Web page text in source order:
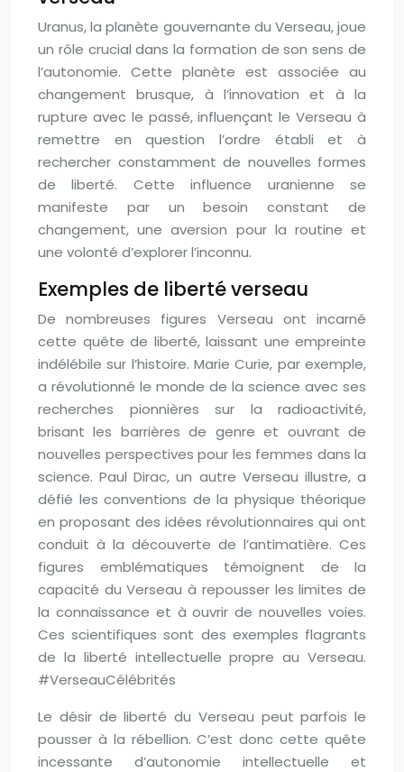
Uranus, la planète gouvernante du Verseau, joue
un rôle crucial dans la formation de son sens de
l’autonomie. Cette planète est associée au
changement brusque, à l’innovation et à la
rupture avec le passé, influençant le Verseau à
remettre en question l’ordre établi et à
rechercher constamment de nouvelles formes
de liberté. Cette influence uranienne se
manifeste par un besoin constant de
changement, une aversion pour la routine et
une volonté d’explorer l’inconnu.
Exemples de liberté verseau
De nombreuses figures Verseau ont incarné
cette quête de liberté, laissant une empreinte
indélébile sur l’histoire. Marie Curie, par exemple,
a révolutionné le monde de la science avec ses
recherches pionnières sur la radioactivité,
brisant les barrières de genre et ouvrant de
nouvelles perspectives pour les femmes dans la
science. Paul Dirac, un autre Verseau illustre, a
défié les conventions de la physique théorique
en proposant des idées révolutionnaires qui ont
conduit à la découverte de l’antimatière. Ces
figures emblématiques témoignent de la
capacité du Verseau à repousser les limites de
la connaissance et à ouvrir de nouvelles voies.
Ces scientifiques sont des exemples flagrants
de la liberté intellectuelle propre au Verseau.
#VerseauCélébrités
Le désir de liberté du Verseau peut parfois le
pousser à la rébellion. C’est donc cette quête
incessante d’autonomie intellectuelle et